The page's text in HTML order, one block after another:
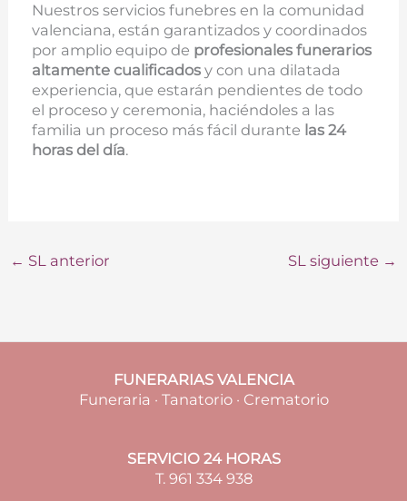
Nuestros servicios funebres en la comunidad
valenciana, están garantizados y coordinados
por amplio equipo de profesionales funerarios
altamente cualificados y con una dilatada
experiencia, que estarán pendientes de todo
el proceso y ceremonia, haciéndoles a las
familia un proceso más fácil durante las 24
horas del día.
← SL anterior SL siguiente →
FUNERARIAS VALENCIA
Funeraria · Tanatorio · Crematorio
SERVICIO 24 HORAS
T. 961 334 938